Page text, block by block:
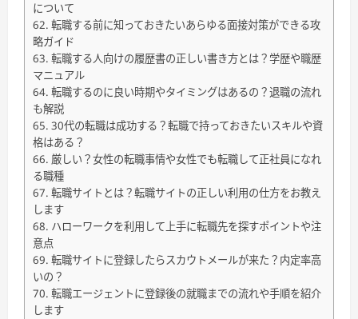
について
転職する前に知っておきたいあらゆる面接対策ができる攻
略ガイド
転職する人向けの履歴書の正しい書き方とは？学歴や職歴
マニュアル
転職するのに良い時期やタイミングはあるの？退職の流れ
も解説
30代の転職は成功する？転職で持っておきたいスキルや資
格はある？
厳しい？女性の転職事情や女性でも転職して正社員になれ
る職種
転職サイトとは？転職サイトの正しい利用の仕方をお教え
します
ハローワークを利用して上手に転職先を探すポイントや注
意点
転職サイトに登録したらスカウトメールが来た？内定率高
いの？
転職エージェントに登録後の就職までの流れや手順を紹介
します